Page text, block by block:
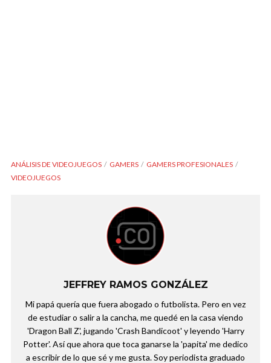
ANÁLISIS DE VIDEOJUEGOS GAMERS
GAMERS PROFESIONALES
VIDEOJUEGOS
JEFFREY RAMOS GONZÁLEZ
Mi papá quería que fuera abogado o futbolista. Pero en vez
de estudiar o salir a la cancha, me quedé en la casa viendo
'Dragon Ball Z', jugando 'Crash Bandicoot' y leyendo 'Harry
Potter'. Así que ahora que toca ganarse la 'papita' me dedico
a escribir de lo que sé y me gusta. Soy periodista graduado